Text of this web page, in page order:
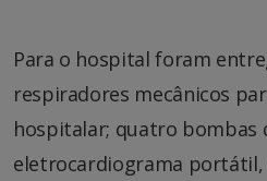
Para o hospital foram
respiradores mecânicos
hospitalar; quatro bombas
eletrocardiograma